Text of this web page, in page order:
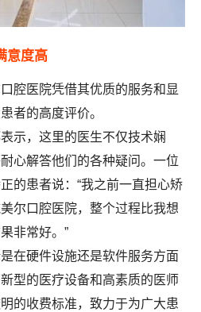
意度高
腔医院凭借其优质的服务和显
者的高度评价。
示，这里的医生不仅技术娴
心解答他们的各种疑问。一位
的患者说：“我之前一直担心矫
尔口腔医院，整个过程比我想
非常好。”
在硬件设施还是软件服务方面
型的医疗设备和高素质的医师
的收费标准，致力于为广大患